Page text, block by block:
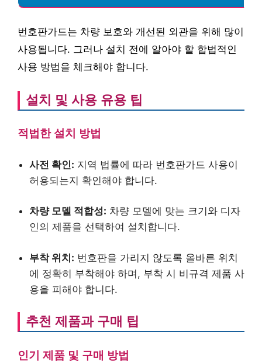
번호판가드는 차량 보호와 개선된 외관을 위해 많이
사용됩니다. 그러나 설치 전에 알아야 할 합법적인
사용 방법을 체크해야 합니다.
설치 및 사용 유용 팁
적법한 설치 방법
사전 확인: 지역 법률에 따라 번호판가드 사용이
허용되는지 확인해야 합니다.
차량 모델 적합성: 차량 모델에 맞는 크기와 디자
인의 제품을 선택하여 설치합니다.
부착 위치: 번호판을 가리지 않도록 올바른 위치
에 정확히 부착해야 하며, 부착 시 비규격 제품 사
용을 피해야 합니다.
추천 제품과 구매 팁
인기 제품 및 구매 방법